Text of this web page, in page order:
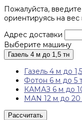
Пожалуйста,
ориентируясь на вес
Адрес доставки
Выберите машину
Газель 4 м до 1,5 тн
Газель 4 м до
Фотон 6 м до 5
КАМАЗ 6 м до
MAN 12 м до 20
Рассчитать